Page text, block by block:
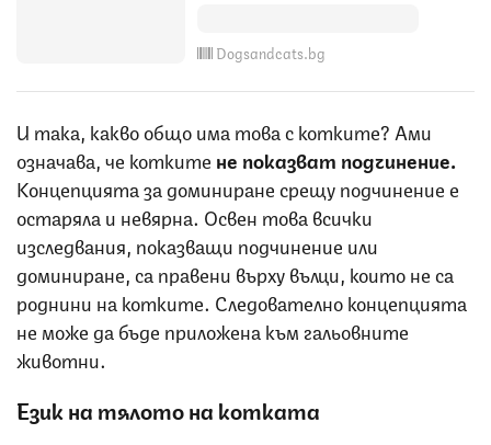
Dogsandcats.bg
И така, какво общо има това с котките? Ами
означава, че котките не показват подчинение.
Концепцията за доминиране срещу подчинение е
остаряла и невярна. Освен това всички
изследвания, показващи подчинение или
доминиране, са правени върху вълци, които не са
роднини на котките. Следователно концепцията
не може да бъде приложена към гальовните
животни.
Език на тялото на котката